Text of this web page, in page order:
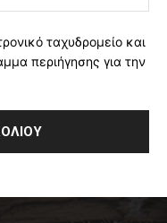
ταχυδρομείο και
περιήγησης για την